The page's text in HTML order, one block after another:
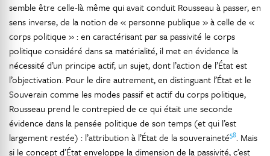
semble être celle-là même qui avait conduit Rousseau à passer, en
sens inverse, de la notion de « personne publique » à celle de «
corps politique » : en caractérisant par sa passivité le corps
politique considéré dans sa matérialité, il met en évidence la
nécessité d’un principe actif, un sujet, dont l’action de l’État est
l’objectivation. Pour le dire autrement, en distinguant l’État et le
Souverain comme les modes passif et actif du corps politique,
Rousseau prend le contrepied de ce qui était une seconde
évidence dans la pensée politique de son temps (et qui l’est
largement restée) : l’attribution à l’État de la souveraineté58. Mais
si le concept d’État enveloppe la dimension de la passivité, c’est